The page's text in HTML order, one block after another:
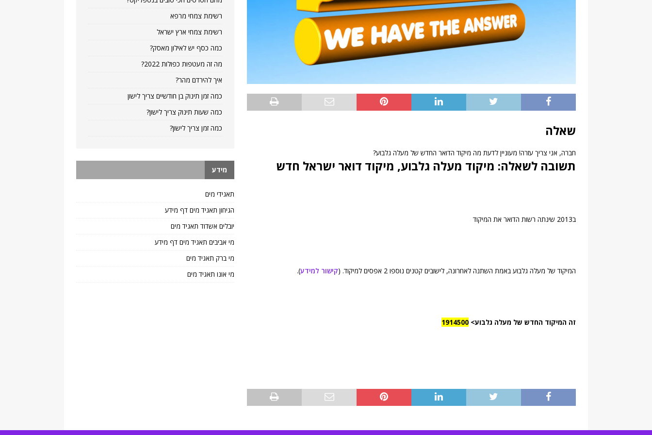
שאלה
חברה, אני צריך עזרה! מעוניין לדעת מה מיקוד הדואר החדש של מעלה גלבוע?
תשובה לשאלה: מיקוד מעלה גלבוע, מיקוד דואר ישראל חדש
ב2013 שינתה רשות הדואר את המיקוד
המיקוד של מעלה גלבוע באמת השתנה לאחרונה, לישובים קטנים נוספו 2 אפסים למיקוד. ( קישור למידע).
זה המיקוד החדש של מעלה גלבוע> 1914500
רשימת צמחי מרפא
רשימת צמחי ארץ ישראל
כמה כסף יש לאילון מאסק?
מה זה מעטפות כפולות 2022?
איך להירדם מהר?
כמה זמן תינוק בן חודשיים צריך לישון
כמה שעות תינוק צריך לישון?
כמה זמן צריך לישון?
מידע
תאגידי מים
הגיחון תאגיד מים דף מידע
יובלים אשדוד תאגיד מים
מי אביבים תאגיד מים דף מידע
מי ברק תאגיד מים
מי אונו תאגיד מים